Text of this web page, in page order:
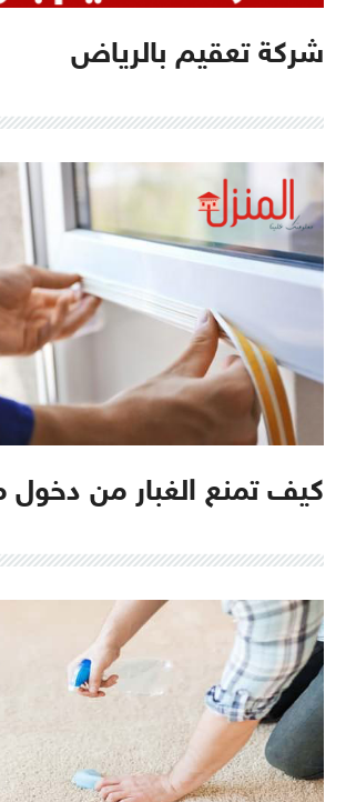
شركة تعقيم بالرياض
كيف تمنع الغبار من دخول